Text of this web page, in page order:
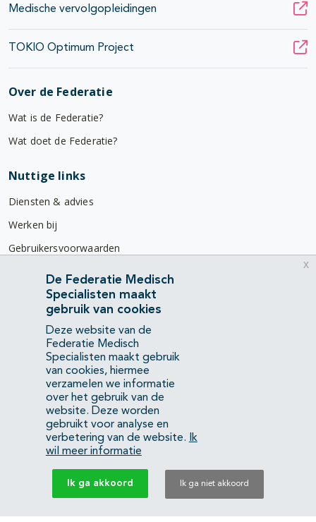
Medische vervolgopleidingen
TOKIO Optimum Project
Over de Federatie
Wat is de Federatie?
Wat doet de Federatie?
Nuttige links
Diensten & advies
Werken bij
Gebruikersvoorwaarden
Privacyverklaring
Contact
Mercatorlaan 1200
3528 BL Utrecht
(088) 505 34 34
info@richtlijnendatabase.nl
YouTubeLinkedIn
KvK Federatie Medisch Specialisten:40483480
Privacyverklaring
De Federatie Medisch
Specialisten maakt
gebruik van cookies
Deze website van de
Federatie Medisch
Specialisten maakt gebruik
van cookies, hiermee
verzamelen we informatie
over het gebruik van de
website. Deze worden
gebruikt voor analyse en
verbetering van de website.
Ik
wil meer informatie
Ik ga akkoord Ik ga niet akkoord
x